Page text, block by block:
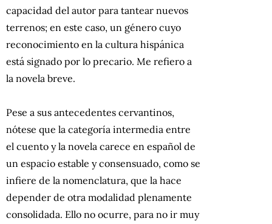
capacidad del autor para tantear nuevos
terrenos; en este caso, un género cuyo
reconocimiento en la cultura hispánica
está signado por lo precario. Me refiero a
la novela breve.
Pese a sus antecedentes cervantinos,
nótese que la categoría intermedia entre
el cuento y la novela carece en español de
un espacio estable y consensuado, como se
infiere de la nomenclatura, que la hace
depender de otra modalidad plenamente
consolidada. Ello no ocurre, para no ir muy